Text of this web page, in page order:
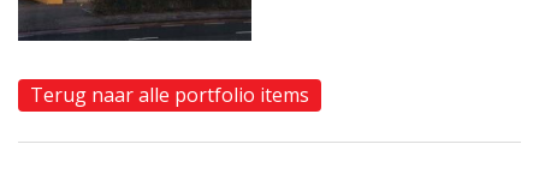
Terug naar alle portfolio items